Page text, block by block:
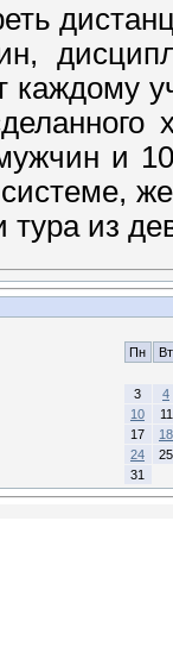
и
тура из
Пн Вт
3
4
10
11
17
18
24
25
31